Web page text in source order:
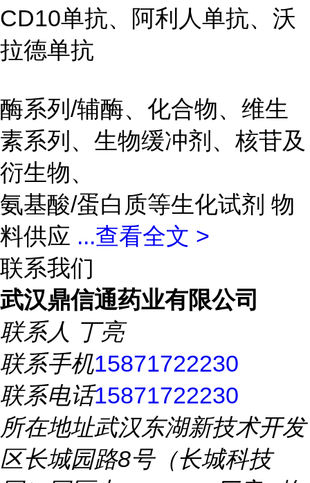
CD10单抗、阿利人单抗、沃
拉德单抗
酶系列/辅酶、化合物、维生
素系列、生物缓冲剂、核苷及
衍生物、
氨基酸/蛋白质等生化试剂 物
料供应 ...查看全文 >
联系我们
武汉鼎信通药业有限公司
联系人 丁亮
联系手机15871722230
联系电话15871722230
所在地址武汉东湖新技术开发
区长城园路8号（长城科技